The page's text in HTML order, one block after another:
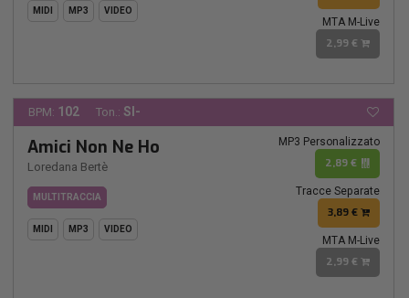
MIDI MP3 VIDEO
MTA M-Live
2,99 €
BPM: 102 Ton.: SI-
Amici Non Ne Ho
Loredana Bertè
MULTITRACCIA
MIDI MP3 VIDEO
MP3 Personalizzato
2,89 €
Tracce Separate
3,89 €
MTA M-Live
2,99 €